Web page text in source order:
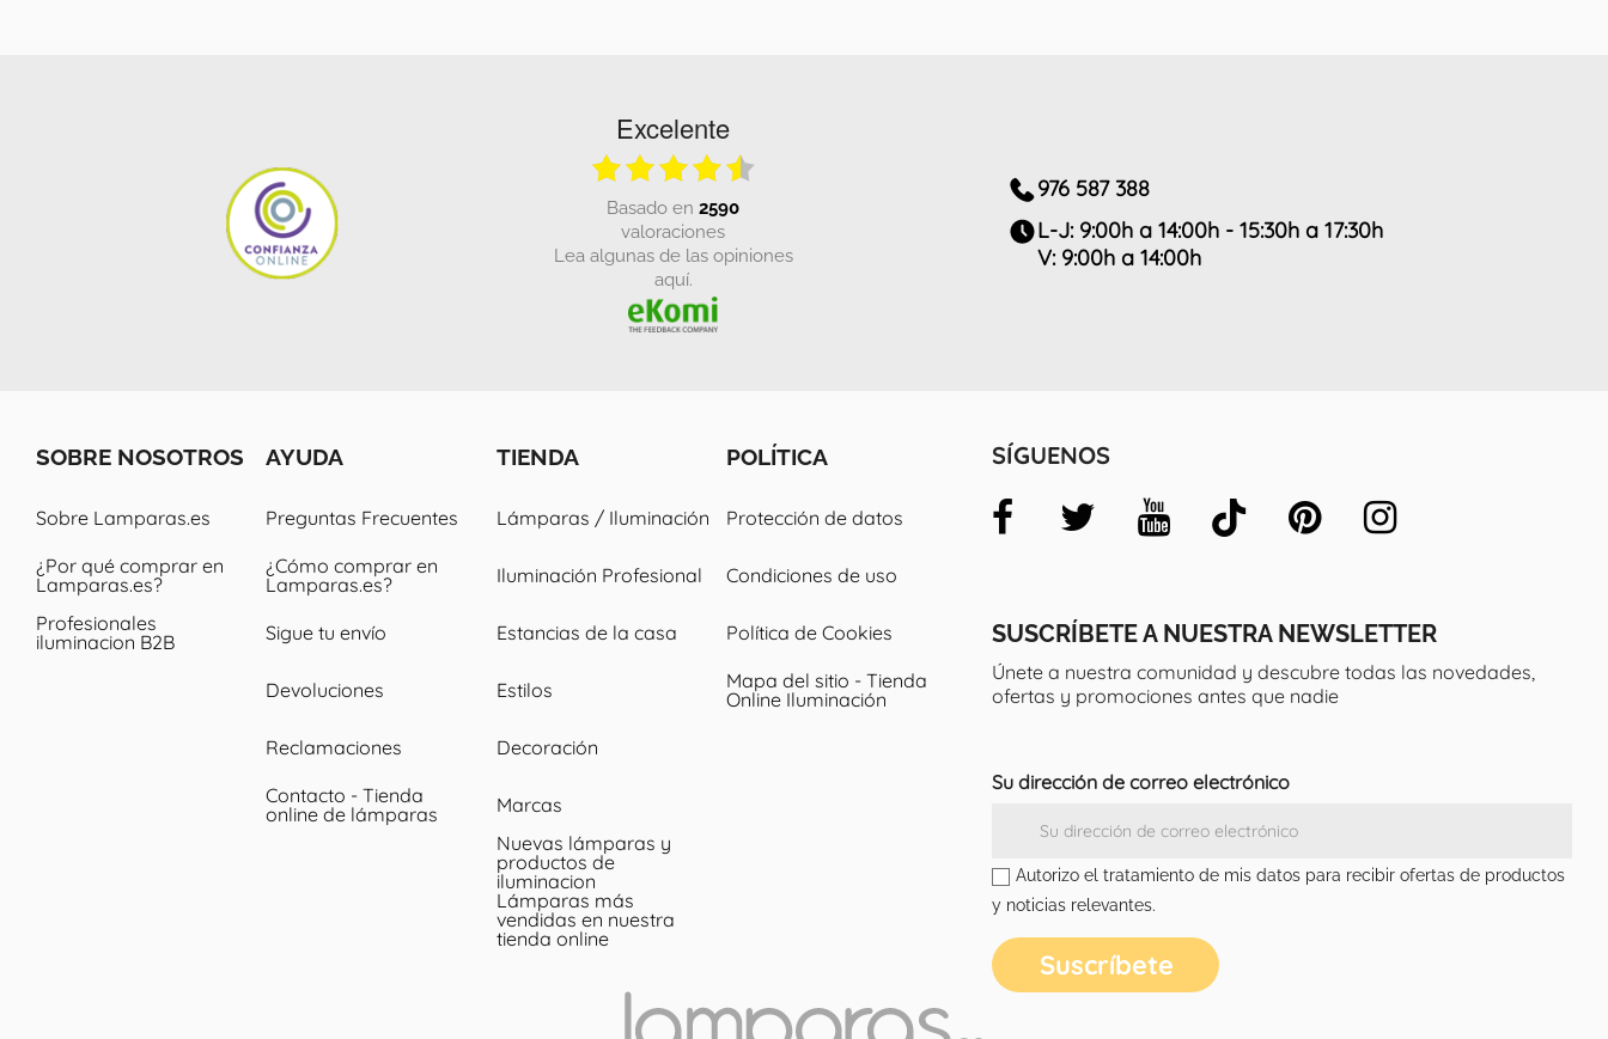
Excelente
basado en 2590
valoraciones
Lea algunas de las opiniones
aquí.
976 587 388
L-J: 9:00h a 14:00h - 15:30h a 17:30h
V: 9:00h a 14:00h
SOBRE NOSOTROS
Sobre Lamparas.es
¿Por qué comprar en
Lamparas.es?
Profesionales
iluminacion B2B
AYUDA
Preguntas Frecuentes
¿Cómo comprar en
Lamparas.es?
Sigue tu envío
Devoluciones
Reclamaciones
Contacto - Tienda
online de lámparas
TIENDA
Lámparas / Iluminación
Iluminación Profesional
Estancias de la casa
Estilos
Decoración
Marcas
Nuevas lámparas y
productos de
iluminacion
Lámparas más
vendidas en nuestra
tienda online
POLÍTICA
Protección de datos
Condiciones de uso
Política de Cookies
Mapa del sitio - Tienda
Online Iluminación
SUSCRÍBETE A NUESTRA NEWSLETTER
Únete a nuestra comunidad y descubre todas las novedades,
ofertas y promociones antes que nadie
Su dirección de correo electrónico
Autorizo el tratamiento de mis datos para recibir ofertas de productos
y noticias relevantes.
SÍGUENOS